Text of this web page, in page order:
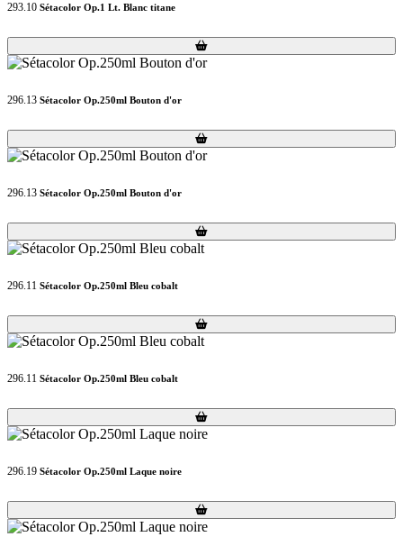
293.10 Sétacolor Op.1 Lt. Blanc titane
Loading...
Loading...
296.13 Sétacolor Op.250ml Bouton d'or
Loading...
Loading...
296.13 Sétacolor Op.250ml Bouton d'or
Loading...
Loading...
296.11 Sétacolor Op.250ml Bleu cobalt
Loading...
Loading...
296.11 Sétacolor Op.250ml Bleu cobalt
Loading...
Loading...
296.19 Sétacolor Op.250ml Laque noire
Loading...
Loading...